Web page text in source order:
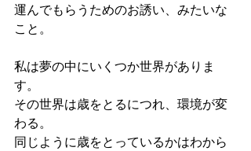
運んでもらうためのお誘い、みたいな
こと。
私は夢の中にいくつか世界がありま
す。
その世界は歳をとるにつれ、環境が変
わる。
同じように歳をとっているかはわから